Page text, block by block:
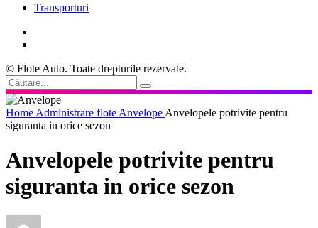
Transporturi
© Flote Auto. Toate drepturile rezervate.
Home Administrare flote Anvelope Anvelopele potrivite pentru
siguranta in orice sezon
Anvelopele potrivite pentru
siguranta in orice sezon